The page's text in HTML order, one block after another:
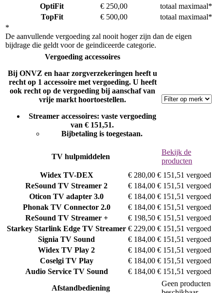
OptiFit
€ 250,00
totaal maximaal*
TopFit
€ 500,00
totaal maximaal*
*
De aanvullende vergoeding zal nooit hoger zijn dan de eigen
bijdrage die geldt voor de geindiceerde categorie.
Vergoeding accessoires
Bij ONVZ en haar zorgverzekeringen heeft u
recht op 1 accessoire met vergoeding. U heeft
ook recht op de vergoeding bij aanschaf van
vrije markt hoortoestellen.
Streamer accessoires: vaste vergoeding
van € 151,51.
Bijbetaling is toegestaan.
TV hulpmiddelen
Bekijk de
producten
Widex TV-DEX € 280,00 € 151,51 vergoed
ReSound TV Streamer 2 € 184,00 € 151,51 vergoed
Oticon TV adapter 3.0 € 184,00 € 151,51 vergoed
Phonak TV Connector 2.0 € 184,00 € 151,51 vergoed
ReSound TV Streamer + € 198,50 € 151,51 vergoed
Starkey Starlink Edge TV Streamer € 229,00 € 151,51 vergoed
Signia TV Sound € 184,00 € 151,51 vergoed
Widex TV Play 2 € 184,00 € 151,51 vergoed
Coselgi TV Play € 184,00 € 151,51 vergoed
Audio Service TV Sound € 184,00 € 151,51 vergoed
Afstandbediening
Geen producten